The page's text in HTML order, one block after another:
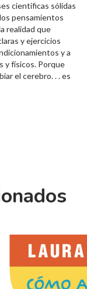
científicas sólidas
pensamientos
realidad que
y ejercicios
y a
y físicos. Porque
el cerebro. . . es